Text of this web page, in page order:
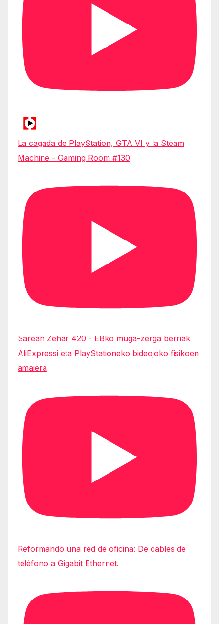
La cagada de PlayStation, GTA VI y la Steam
Machine - Gaming Room #130
Sarean Zehar 420 - EBko muga-zerga berriak
AliExpressi eta PlayStationeko bideojoko fisikoen
amaiera
Reformando una red de oficina: De cables de
teléfono a Gigabit Ethernet.